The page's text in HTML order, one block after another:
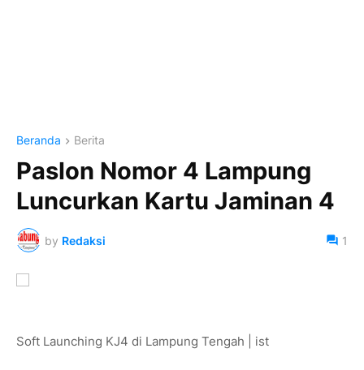
Beranda Berita
Paslon Nomor 4 Lampung
Luncurkan Kartu Jaminan 4
by Redaksi 1
Soft Launching KJ4 di Lampung Tengah | ist